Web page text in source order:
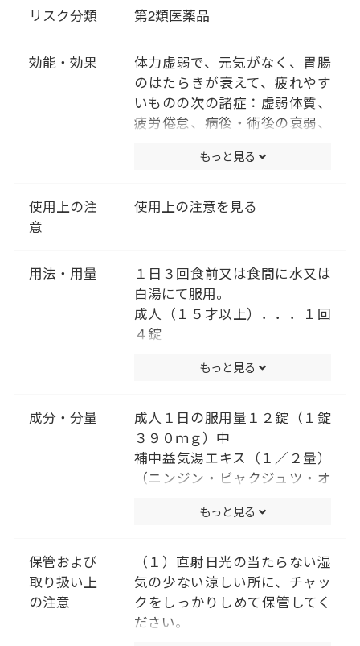
ない、ねあせをかくなどの症状
や病後の衰弱等に用いて効果が
リスク分類 第2類医薬品
効能・効果
体力虚弱で、元気がなく、胃腸
のはたらきが衰えて、疲れやす
いものの次の諸症：虚弱体質、
疲労倦怠、病後・術後の衰弱、
もっと見る
使用上の注
意
使用上の注意を見る
用法・用量
１日３回食前又は食間に水又は
白湯にて服用。
成人（１５才以上）．．．１回
４錠
錠
５才未満は服用しないこと
（用法・用量に関連する注意）
小児に服用させる場合には、保
せてください。
もっと見る
成分・分量
成人１日の服用量１２錠（１錠
３９０ｍｇ）中
補中益気湯エキス（１／２量）
（ニンジン・ビャクジュツ・オ
ｇ、タイソウ・サイコ・チンピ
ｇ、ショウキョウ０．２５ｇ、
ショウマ０．５ｇより抽
出。）・・・３２００ｍｇ
添加物として､ケイ酸Ａｌ､ＣＭ
もっと見る
保管および
取り扱い上
の注意
（１）直射日光の当たらない湿
気の少ない涼しい所に、チャッ
クをしっかりしめて保管してく
ださい。